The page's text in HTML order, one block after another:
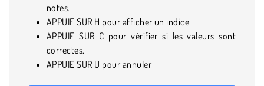
notes.
APPUIE SUR H pour afficher un indice
APPUIE SUR C pour vérifier si les valeurs sont
correctes.
APPUIE SUR U pour annuler